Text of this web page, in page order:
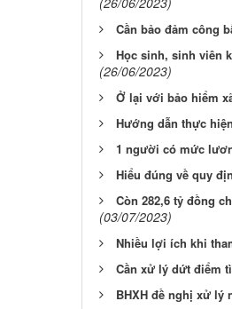
Cần bảo đảm công
Học sinh, sinh viên
(26/06/2023)
Ở lại với bảo hiểm
Hướng dẫn thực
1 người có mức
Hiểu đúng về quy
Còn 282,6 tỷ đồng
(03/07/2023)
Nhiều lợi ích khi
Cần xử lý dứt điểm
BHXH đề nghị xử lý